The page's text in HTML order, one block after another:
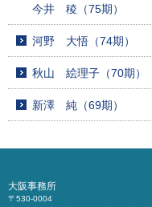
今井 稜（75期）
河野 大悟（74期）
秋山 絵理子（70期）
新澤 純（69期）
大阪事務所
〒530-0004